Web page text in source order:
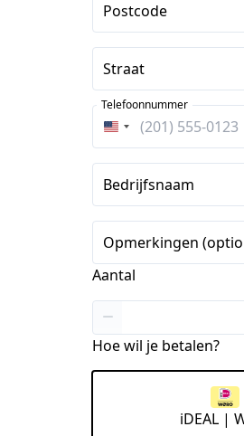
Postcode
Straat
Verenigde
Staten
+1
Telefoonnummer
Bedrijfsnaam
Opmerkingen
Aantal
Hoe wil je betalen?
iDEAL |